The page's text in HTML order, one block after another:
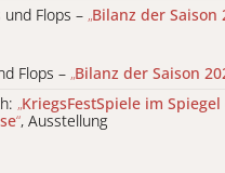
Flops – „Bilanz der Saison
Flops – „Bilanz der Saison
„KriegsFestSpiele im
“, Ausstellung